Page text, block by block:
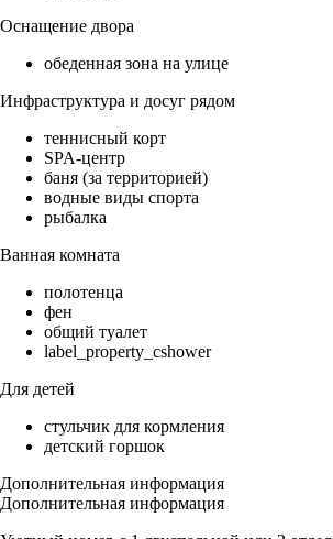
Оснащение двора
обеденная зона на улице
Инфраструктура и досуг рядом
теннисный корт
SPA-центр
баня (за территорией)
водные виды спорта
рыбалка
Ванная комната
полотенца
фен
общий туалет
label_property_cshower
Для детей
стульчик для кормления
детский горшок
Дополнительная информация
Дополнительная информация